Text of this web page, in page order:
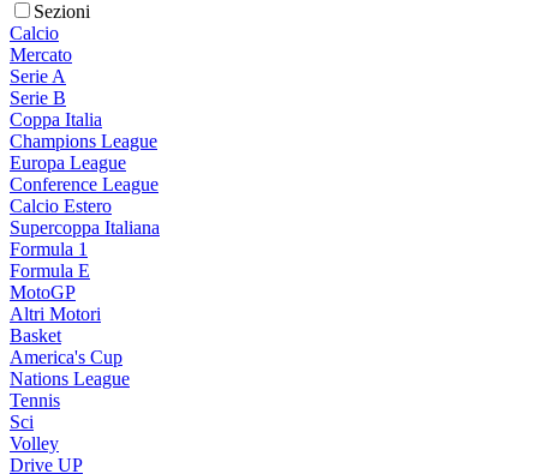
Sezioni
Calcio
Mercato
Serie A
Serie B
Coppa Italia
Champions League
Europa League
Conference League
Calcio Estero
Supercoppa Italiana
Formula 1
Formula E
MotoGP
Altri Motori
Basket
America's Cup
Nations League
Tennis
Sci
Volley
Drive UP